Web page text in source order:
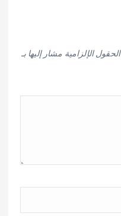
الحقول الإلزامية مشار إليها بـ